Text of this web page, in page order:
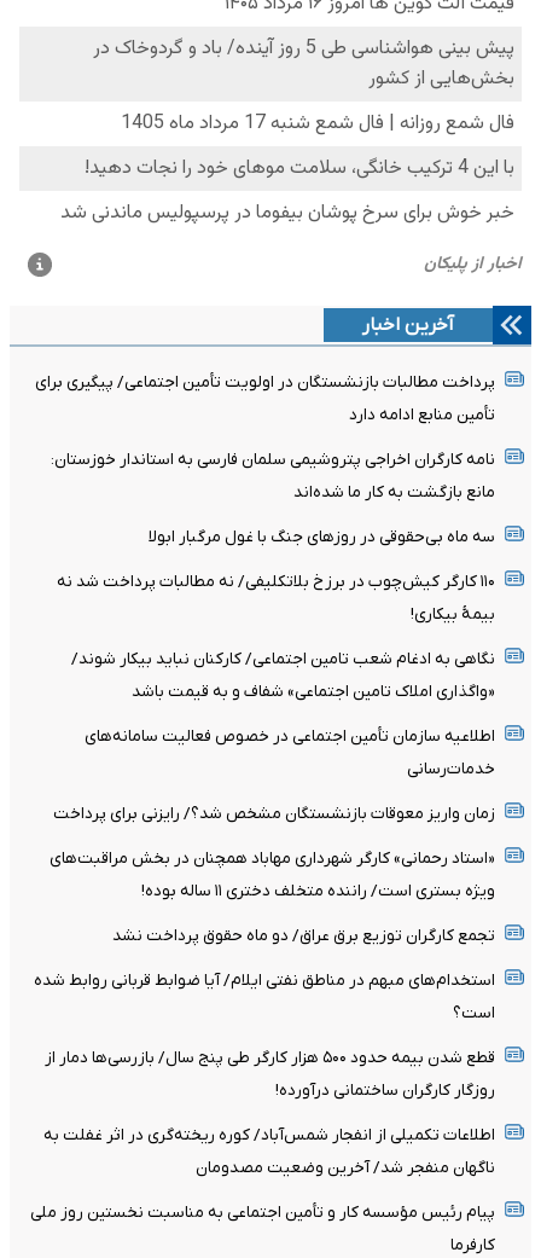
آخرین اخبار
پرداخت مطالبات بازنشستگان در اولویت تأمین اجتماعی/ پیگیری برای
تأمین منابع ادامه دارد
نامه کارگران اخراجی پتروشیمی سلمان فارسی به استاندار خوزستان:
مانع بازگشت به کار ما شده‌اند
سه ماه بی‌حقوقی در روزهای جنگ با غول مرگبار ابولا
۱۱۰ کارگر کیش‌چوب در برزخ بلاتکلیفی/ نه مطالبات پرداخت شد نه
بیمۀ بیکاری!
نگاهی به ادغام شعب تامین اجتماعی/ کارکنان نباید بیکار شوند/
«واگذاری املاک تامین اجتماعی» شفاف و به قیمت باشد
اطلاعیه سازمان تأمین اجتماعی در خصوص فعالیت سامانه‌های
خدمات‌رسانی
زمان واریز معوقات بازنشستگان مشخص شد؟/ رایزنی برای پرداخت
«استاد رحمانی» کارگر شهرداری مهاباد همچنان در بخش مراقبت‌های
ویژه بستری است/ راننده متخلف دختری ۱۱ ساله بوده!
تجمع کارگران توزیع برق عراق/ دو ماه حقوق پرداخت نشد
استخدام‌های مبهم در مناطق نفتی ایلام/ آیا ضوابط قربانی روابط شده
است؟
قطع شدن بیمه حدود ۵۰۰ هزار کارگر طی پنج سال/ بازرسی‌ها دمار از
روزگار کارگران ساختمانی درآورده!
اطلاعات تکمیلی از انفجار شمس‌آباد/ کوره ریخته‌گری در اثر غفلت به
ناگهان منفجر شد/ آخرین وضعیت مصدومان
پیام رئیس مؤسسه کار و تأمین اجتماعی به مناسبت نخستین روز ملی
کارفرما